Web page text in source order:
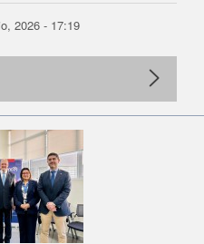
2026 - 17:19